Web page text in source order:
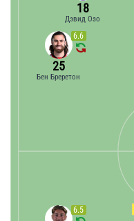
18
Дэвид Озо
6.6
25
Бен Бреретон
6.5